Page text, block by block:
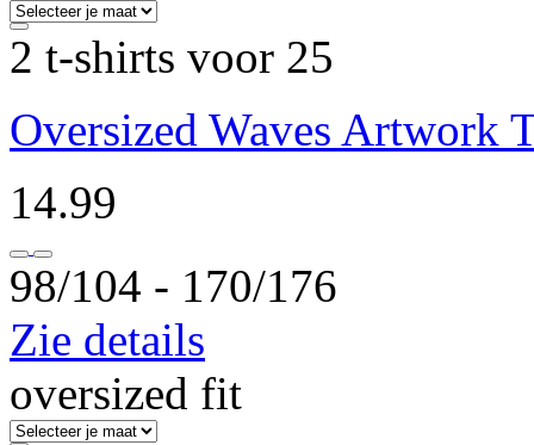
2 t-shirts voor 25
Oversized Waves Artwork
14.99
98/104 ‐ 170/176
Zie details
oversized fit